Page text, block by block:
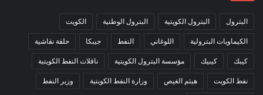
البترول البترول الكويتية البترول الوطنية الكويت
الكيماويات البترولية اللوغاني النفط جيبكا حلقة نقاشية
كيبك كيبيك مؤسسة البترول الكويتية ناقلات النفط الكويتية
نفط الكويت هيثم الغيص وزارة النفط الكويتية وزير النفط